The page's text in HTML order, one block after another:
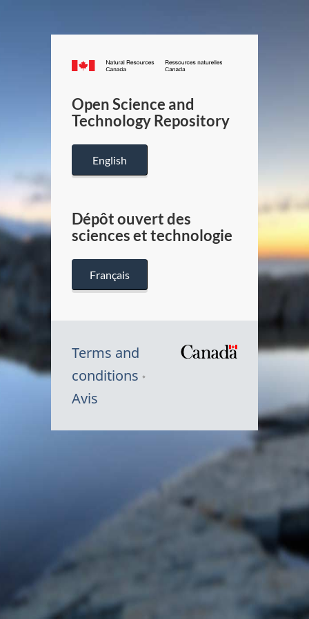
Canada.ca
/
Canada
Open Science and
Technology Repository
English
Dépôt ouvert des
sciences et technologie
Français
Terms and
conditions
Avis
du